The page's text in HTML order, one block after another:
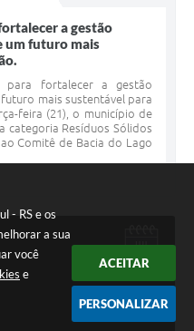
- RS e os
a sua
você
e
ACEITAR
PERSONALIZAR
a gestão
um futuro mais
fortalecer a gestão
mais sustentável para
feira (21), o município de
categoria Resíduos Sólidos
Comitê de Bacia do Lago
JUL
22